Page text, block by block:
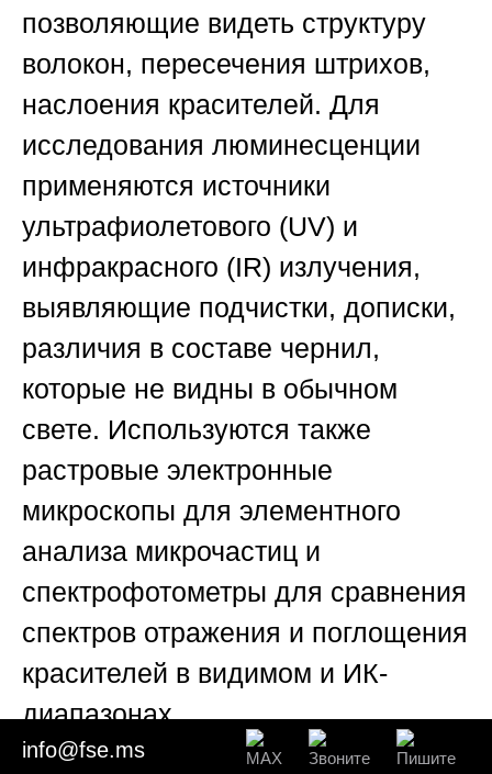
позволяющие видеть структуру
волокон, пересечения штрихов,
наслоения красителей. Для
исследования люминесценции
применяются источники
ультрафиолетового (UV) и
инфракрасного (IR) излучения,
выявляющие подчистки, дописки,
различия в составе чернил,
которые не видны в обычном
свете. Используются также
растровые электронные
микроскопы для элементного
анализа микрочастиц и
спектрофотометры для сравнения
спектров отражения и поглощения
красителей в видимом и ИК-
диапазонах.
info@fse.ms